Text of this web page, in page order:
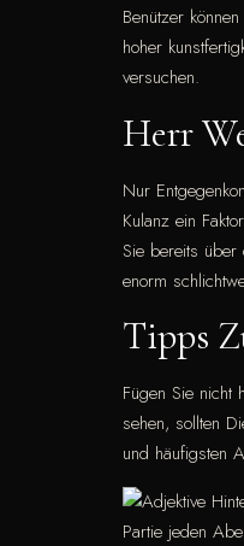
Benützer
hoher
versuchen.
Herr
Nur
Kulanz ein
Sie bereits über
enorm
Tipps
Fügen Sie nicht
sehen, sollten
und häufigsten
Partie jeden